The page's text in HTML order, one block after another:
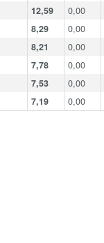
12,59 0,00
8,29 0,00
8,21 0,00
7,78 0,00
7,53 0,00
7,19 0,00